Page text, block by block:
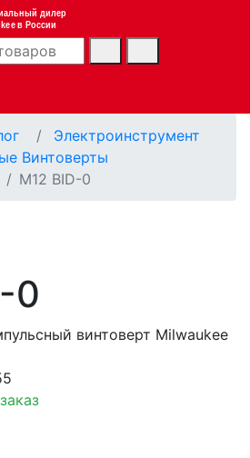
дилер
в России
Электроинструмент
Винтоверты
M12 BID-0
0
винтоверт Milwaukee